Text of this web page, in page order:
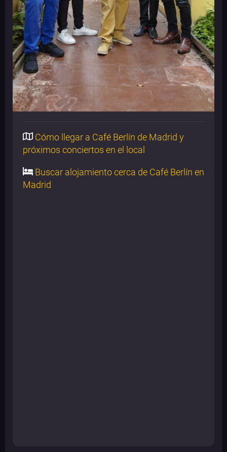
Cómo llegar a Café Berlín de Madrid y
próximos conciertos en el local
Buscar alojamiento cerca de Café Berlín en
Madrid